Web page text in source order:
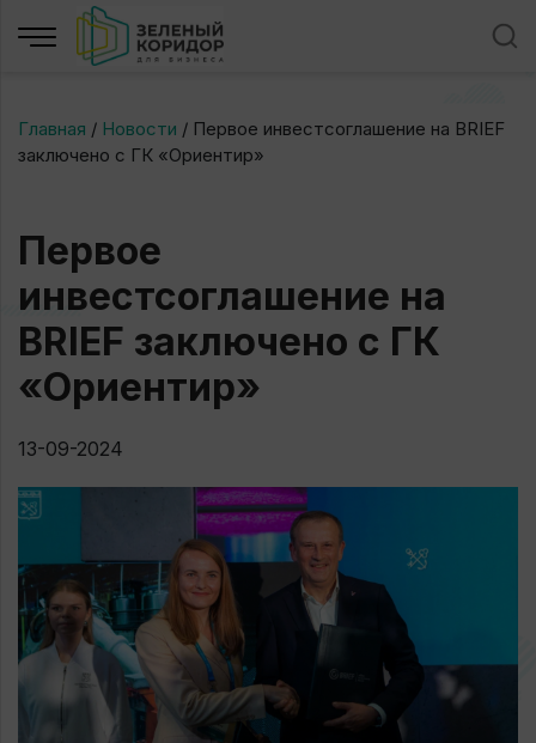
Главная / Новости / Первое инвестсоглашение на BRIEF
заключено с ГК «Ориентир»
Первое
инвестсоглашение на
BRIEF заключено с ГК
«Ориентир»
13-09-2024